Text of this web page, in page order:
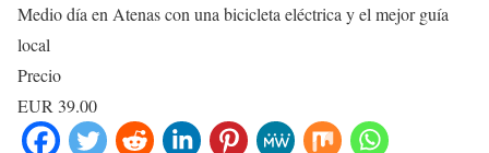
Medio día en Atenas con una bicicleta eléctrica y el mejor guía
local
Precio
EUR 39.00